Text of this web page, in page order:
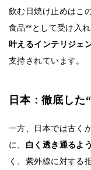
飲む日焼け止めはこ
食品**として受け入
叶えるインテリジェ
支持されています。
日本：徹底した
一方、日本では古く
に、 白く透き通るよ
く、紫外線に対する